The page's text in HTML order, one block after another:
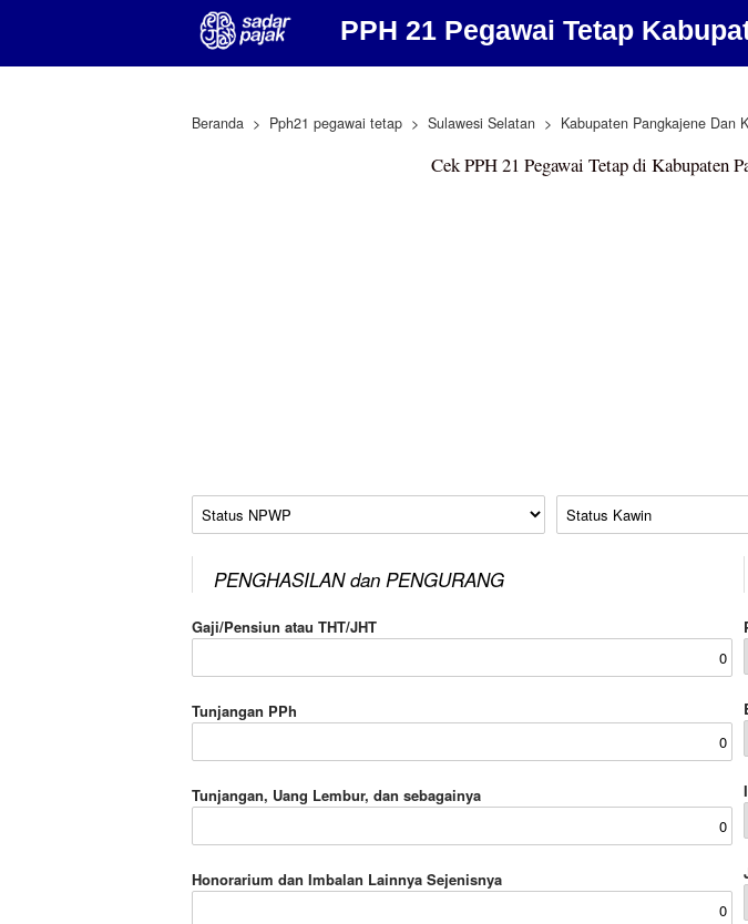
PPH 21 Pegawai Tetap
Beranda Pph21 pegawai tetap Sulawesi Selatan Kabupaten Pangkajene Dan
Cek PPH 21 Pegawai Tetap di Kabupaten
Status NPWP Status Kawin
PENGHASILAN dan PENGURANG
Gaji/Pensiun atau THT/JHT
Tunjangan PPh
Tunjangan, Uang Lembur, dan sebagainya
Honorarium dan Imbalan Lainnya Sejenisnya